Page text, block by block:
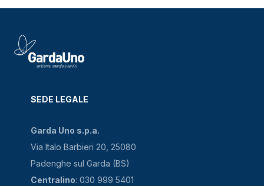
SEDE LEGALE
Garda Uno s.p.a.
Via Italo Barbieri 20, 25080
Padenghe sul Garda (BS)
Centralino: 030 999 5401